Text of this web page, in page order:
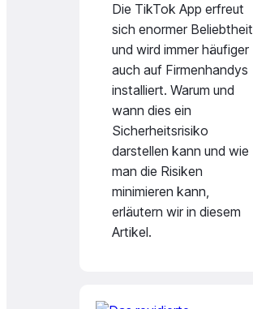
Die TikTok App erfreut
sich enormer Beliebtheit
und wird immer häufiger
auch auf Firmenhandys
installiert. Warum und
wann dies ein
Sicherheitsrisiko
darstellen kann und wie
man die Risiken
minimieren kann,
erläutern wir in diesem
Artikel.